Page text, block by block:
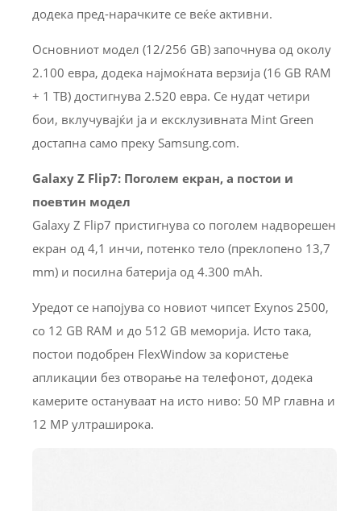
додека пред-нарачките се веќе активни.
Основниот модел (12/256 GB) започнува од околу
2.100 евра, додека најмоќната верзија (16 GB RAM
+ 1 TB) достигнува 2.520 евра. Се нудат четири
бои, вклучувајќи ја и ексклузивната Mint Green
достапна само преку Samsung.com.
Galaxy Z Flip7: Поголем екран, а постои и
поевтин модел
Galaxy Z Flip7 пристигнува со поголем надворешен
екран од 4,1 инчи, потенко тело (преклопено 13,7
mm) и посилна батерија од 4.300 mAh.
Уредот се напојува со новиот чипсет Exynos 2500,
со 12 GB RAM и до 512 GB меморија. Исто така,
постои подобрен FlexWindow за користење
апликации без отворање на телефонот, додека
камерите остануваат на исто ниво: 50 MP главна и
12 MP ултраширока.